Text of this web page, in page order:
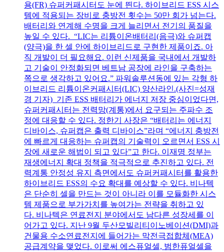
용(FR) 슈퍼커패시터도 눈에 띈다. 하이브리드 ESS 시스
템에 적용되는 장비로 충방전 횟수는 50만 회가 넘는다.
배터리와 연계해 수명을 크게 늘리면서 전기의 품질을
높일 수 있다. “LIC는 리튬이온배터리(음극)와 슈퍼캡
(양극)을 한 셀 안에 하이브리드로 구현한 제품이죠. 아
직 개발이 더 필요해요. 이런 신제품을 국내에서 개발하
고 기술이 안정화되면 베트남 공장에 라인을 구축하는
쪽으로 생각하고 있어요.” 파워솔루션동에 있는 각형 하
이브리드 리튬이온커패시터(LIC) 양산라인.(사진=성재
경 기자) 기존 ESS 배터리가 에너지 저장 중심이었다면,
슈퍼커패시터는 전력망(계통)에서 요구되는 주파수 조
정에 대응할 수 있다. 정한기 사장은 “배터리는 에너지
디바이스, 슈퍼캡은 출력 디바이스”라며 “에너지 충방전
에 빠르게 대응하는 슈퍼캡의 기술력이 오르면서 ESS 시
장에 새로운 해법이 되고 있다”고 한다. 이재명 정부는
재생에너지 확대 정책을 적극적으로 추진하고 있다. 전
력계통 안정성 유지 측면에서도 슈퍼커패시터를 활용한
하이브리드 ESS의 수요 확대를 예상할 수 있다. 비나텍
은 단순히 셀을 만드는 것이 아니라 이를 모듈화한 시스
템 제품으로 부가가치를 높여가는 전략을 취하고 있
다. 비나텍은 연료전지 분야에서도 남다른 성장세를 이
어가고 있다. 지난 9월 두산모빌리티이노베이션(DMI)과
건물용 수소연료전지에 들어가는 막전극접합체(MEA)
공급계약을 맺었다. 이로써 에스퓨얼셀, 범한퓨얼셀을